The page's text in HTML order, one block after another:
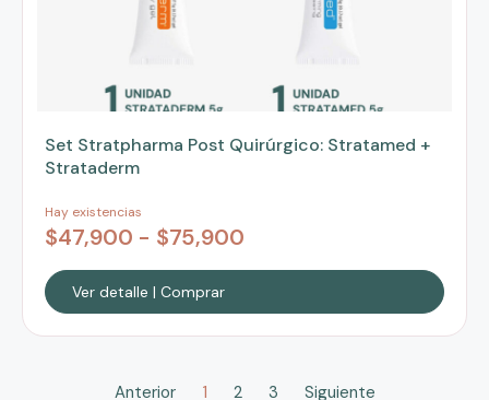
Set Stratpharma Post Quirúrgico: Stratamed +
Strataderm
Hay existencias
$47,900 - $75,900
Ver detalle | Comprar
Anterior 1 2 3 Siguiente